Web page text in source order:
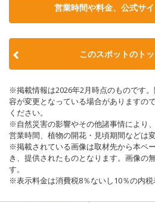
営業時間や料金、公式サ
このスポットのト
※掲載情報は2026年2月時点のものです
容が変更となっている場合がありますの
ください。
※自然災害の影響やその他諸事情により
営業時間、植物の開花・見頃期間などは
※掲載されている画像は取材先から本ペ
き、提供されたものとなります。画像の
す。
※表示料金は消費税8％ないし10％の内税